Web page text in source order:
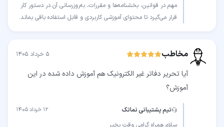
مهم در قوانین، بخشنامه‌ها و مقررات، به‌روزرسانی آن در دستور کار
قرار می‌گیرد تا محتوای آموزشی کاربردی و قابل استفاده باقی بماند.
مخاطب ۵ خرداد ۱۴۰۵
آیا تحریر دفاتر غیر الکترونیک هم آموزش داده شده در این
آموزش؟
تیم پشتیبانی نماتک ۱۲ خرداد ۱۴۰۵